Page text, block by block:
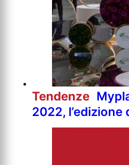
Tendenze
2022,